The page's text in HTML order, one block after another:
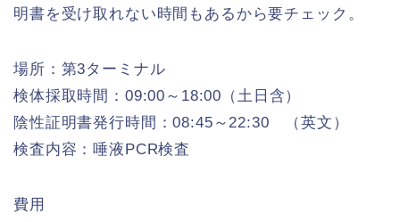
明書を受け取れない時間もあるから要チェック。
場所：第3ターミナル
検体採取時間：09:00～18:00（土日含）
陰性証明書発行時間：08:45～22:30 （英文）
検査内容：唾液PCR検査
費用